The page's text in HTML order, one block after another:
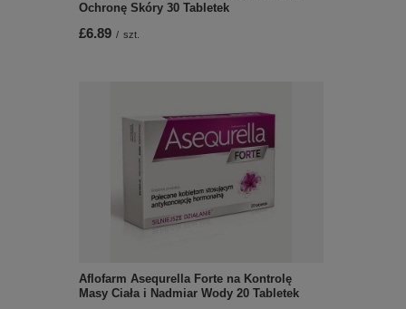
Ochronę Skóry 30 Tabletek
£6.89 / szt.
Aflofarm Asequrella Forte na Kontrolę
Masy Ciała i Nadmiar Wody 20 Tabletek